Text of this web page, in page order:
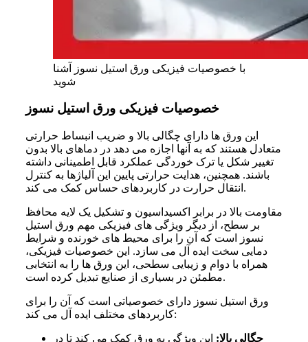
با خصوصیات فیزیکی ورق استیل نسوز آشنا
شوید
خصوصیات فیزیکی ورق استیل نسوز
این ورق ها دارای چگالی بالا و ضریب انبساط حرارتی
متعادل هستند که به آنها اجازه می دهد در دماهای بالا بدون
تغییر شکل یا ترک خوردگی عملکرد قابل اطمینانی داشته
باشند. همچنین، هدایت حرارتی پایین این آلیاژها به کنترل
انتقال حرارت در کاربردهای حساس کمک می کند.
مقاومت بالا در برابر اکسیداسیون و تشکیل یک لایه محافظ
بر سطح، از دیگر ویژگی های فیزیکی مهم ورق استیل
نسوز است که آن را برای محیط های خورنده و شرایط
دمایی سخت ایده آل می سازد. این خصوصیات فیزیکی،
همراه با دوام و زیبایی سطحی، این ورق ها را به انتخابی
مطمئن در بسیاری از صنایع تبدیل کرده است.
ورق استیل نسوز دارای خصوصیاتی است که آن را برای
کاربردهای مختلف ایده آل می کند:
چگالی بالا: این ویژگی به ورق کمک می کند تا در